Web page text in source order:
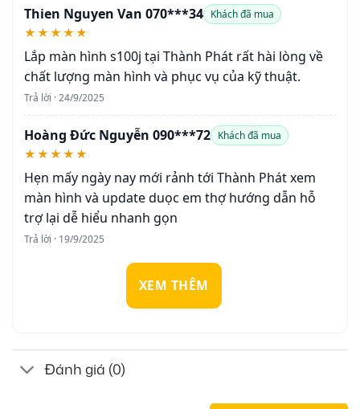
Thien Nguyen Van 070***34 Khách đã mua
★★★★★
Lắp màn hình s100j tại Thành Phát rất hài lòng về
chất lượng màn hình và phục vụ của kỹ thuật.
Trả lời · 24/9/2025
Hoàng Đức Nguyễn 090***72 Khách đã mua
★★★★★
Hẹn mấy ngày nay mới rảnh tới Thành Phát xem
màn hình và update duọc em thợ hướng dẫn hỗ
trợ lại dễ hiểu nhanh gọn
Trả lời · 19/9/2025
XEM THÊM
Đánh giá (0)